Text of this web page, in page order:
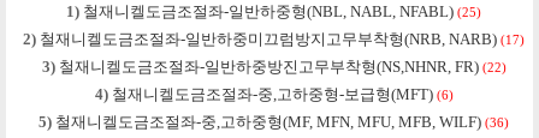
1) 철재니켈도금조절좌-일반하중형(NBL, NABL, NFABL) (25)
2) 철재니켈도금조절좌-일반하중미끄럼방지고무부착형(NRB, NARB) (17)
3) 철재니켈도금조절좌-일반하중방진고무부착형(NS,NHNR, FR) (22)
4) 철재니켈도금조절좌-중,고하중형-보급형(MFT) (6)
5) 철재니켈도금조절좌-중,고하중형(MF, MFN, MFU, MFB, WILF) (36)